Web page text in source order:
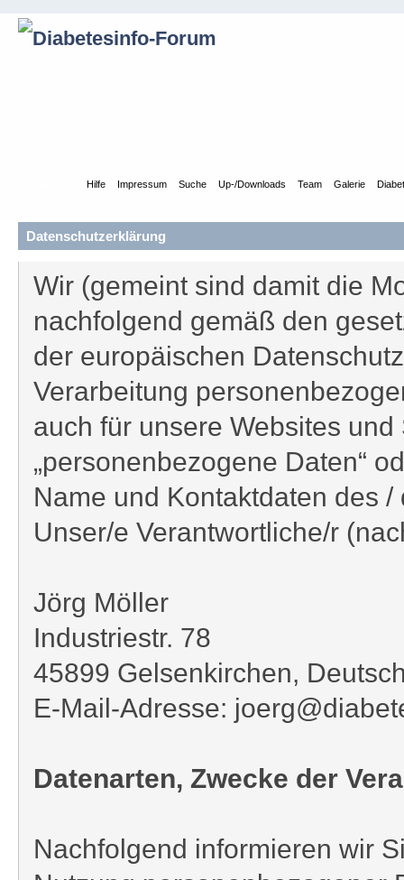
Hilfe Impressum Suche Up-/Downloads Team Galerie
Datenschutzerklärung
Wir (gemeint sind damit die
nachfolgend gemäß den
der europäischen
Verarbeitung
auch für unsere Websites
„personenbezogene Daten“
Name und Kontaktdaten des
Unser/e Verantwortliche/r
Jörg Möller
Industriestr. 78
45899 Gelsenkirchen,
E-Mail-Adresse:
Datenarten, Zwecke der
Nachfolgend informieren wir